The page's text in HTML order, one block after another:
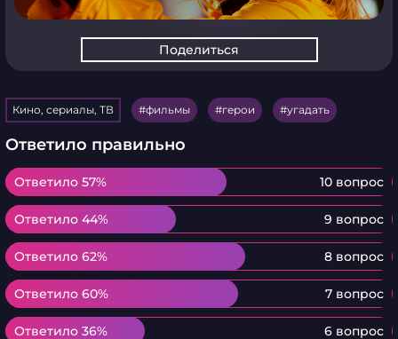
Поделиться
Кино, сериалы, ТВ фильмы герои угадать
Ответило правильно
Ответило 57% 10 вопрос
Ответило 57%
Ответило 44% 9 вопрос
Ответило 44%
Ответило 62% 8 вопрос
Ответило 62%
Ответило 60% 7 вопрос
Ответило 60%
Ответило 36% 6 вопрос
Ответило 36%